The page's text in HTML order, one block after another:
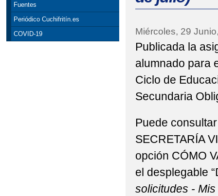
Fuentes
Periódico Cuchifritín.es
COVID-19
Miércoles, 29
Publicada la
alumnado para
Ciclo de
Secundaria
Puede
SECRETARÍA
opción CÓMO
el desplegable
solicitudes -